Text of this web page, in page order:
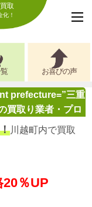
取
化！
お喜びの声
prefecture=”三重
買取り業者・プロ
川越町内で買取
％UP